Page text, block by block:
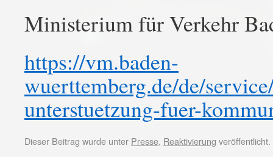
Ministerium für Verkehr
https://vm.baden-
wuerttemberg.de/de/
unterstuetzung-fuer-
Dieser Beitrag wurde unter Presse, Reaktivierung